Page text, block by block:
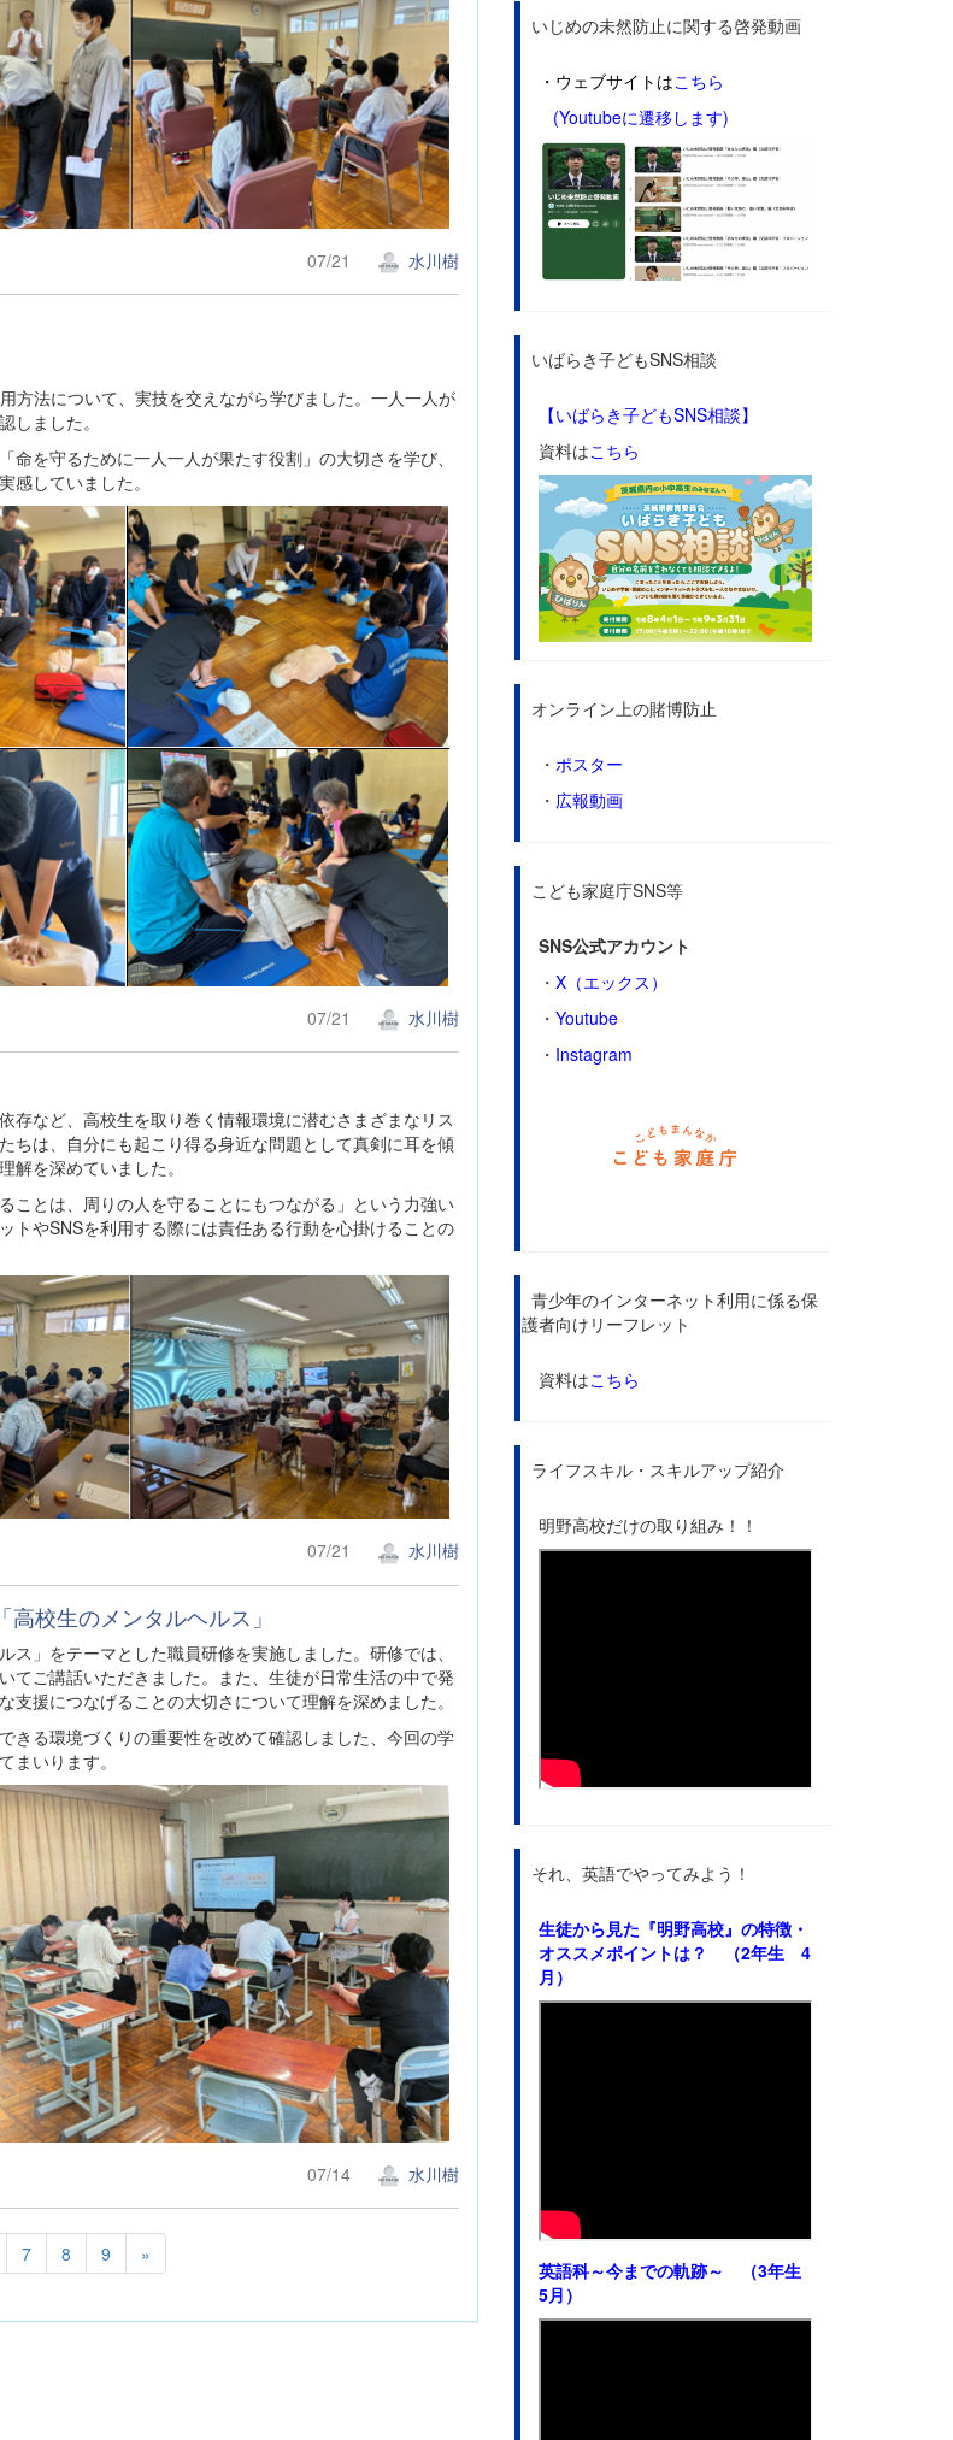
07/21 水川樹
方法について、実技を交えながら学びました。一人一人が
ました。
を守るために一人一人が果たす役割」の大切さを学び、
していました。
07/21 水川樹
など、高校生を取り巻く情報環境に潜むさまざまなリス
ちは、自分にも起こり得る身近な問題として真剣に耳を傾
を深めていました。
とは、周りの人を守ることにもつながる」という力強い
トやSNSを利用する際には責任ある行動を心掛けることの
07/21 水川樹
校生のメンタルヘルス」
」をテーマとした職員研修を実施しました。研修では、
てご講話いただきました。また、生徒が日常生活の中で発
援につなげることの大切さについて理解を深めました。
る環境づくりの重要性を改めて確認しました、今回の学
いります。
07/14 水川樹
7 8 9 »
いじめの未然防止に関する啓発動画
・ウェブサイトはこちら
(Youtubeに遷移します)
いばらき子どもSNS相談
【いばらき子どもSNS相談】
資料はこちら
オンライン上の賭博防止
・ ポスター
・ 広報動画
こども家庭庁SNS等
SNS公式アカウント
・ X（エックス）
・ Youtube
・ Instagram
青少年のインターネット利用に係る保
護者向けリーフレット
資料はこちら
ライフスキル・スキルアップ紹介
明野高校だけの取り組み！！
それ、英語でやってみよう！
生徒から見た 『明野高校』の特徴・
オススメポイントは？ （2年生 4
月）
英語科～今までの軌跡～ （3年生
5月）